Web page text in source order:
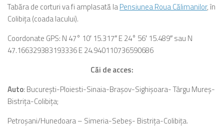
Tabăra de corturi va fi amplasată laPensiunea Roua Călimanilor, în
Colibiţa (coada lacului).
Coordonate GPS: N 47° 10′ 15.317″ E 24° 56′ 15.489″ sau N
47.166329383193336 E 24.940110736590686
Căi de acces:
Auto: Bucureşti-Ploiesti-Sinaia-Braşov-Sighişoara- Târgu Mureş-
Bistriţa-Colibiţa;
Petroşani/Hunedoara – Simeria-Sebeş- Bistriţa-Colibiţa.